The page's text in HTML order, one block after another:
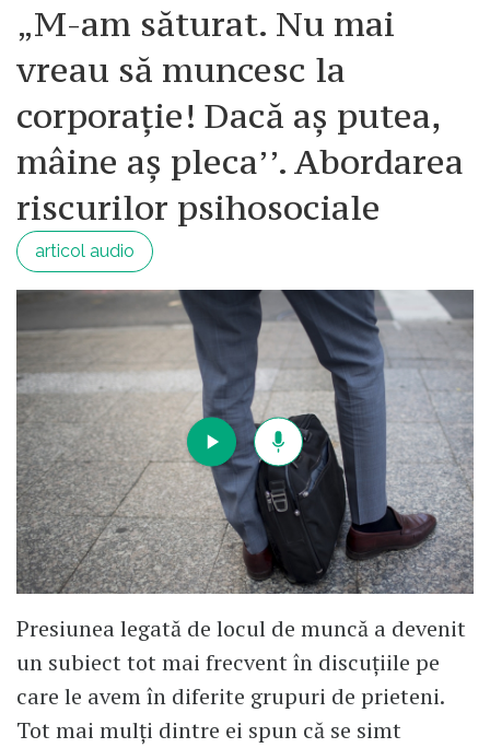
„M-am săturat. Nu mai
vreau să muncesc la
corporație! Dacă aș putea,
mâine aș pleca’’. Abordarea
riscurilor psihosociale
articol audio
Presiunea legată de locul de muncă a devenit
un subiect tot mai frecvent în discuțiile pe
care le avem în diferite grupuri de prieteni.
Tot mai mulți dintre ei spun că se simt